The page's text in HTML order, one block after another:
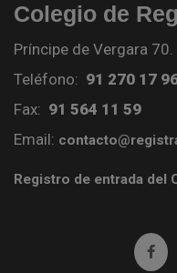
Colegio de
Príncipe de Vergara
Teléfono: 91 270 17
Fax: 91 564 11 59
Email:
Registro de entrada del
Ir a